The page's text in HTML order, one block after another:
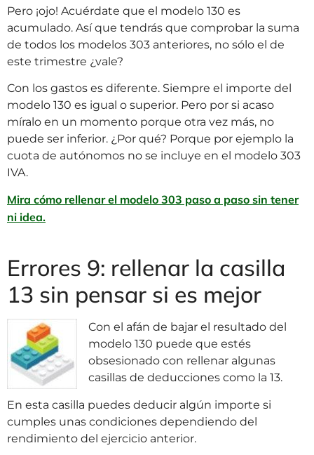
Pero ¡ojo! Acuérdate que el modelo 130 es
acumulado. Así que tendrás que comprobar la suma
de todos los modelos 303 anteriores, no sólo el de
este trimestre ¿vale?
Con los gastos es diferente. Siempre el importe del
modelo 130 es igual o superior. Pero por si acaso
míralo en un momento porque otra vez más, no
puede ser inferior. ¿Por qué? Porque por ejemplo la
cuota de autónomos no se incluye en el modelo 303
IVA.
Mira cómo rellenar el modelo 303 paso a paso sin tener
ni idea.
Errores 9: rellenar la casilla
13 sin pensar si es mejor
Con el afán de bajar el resultado del
modelo 130 puede que estés
obsesionado con rellenar algunas
casillas de deducciones como la 13.
En esta casilla puedes deducir algún importe si
cumples unas condiciones dependiendo del
rendimiento del ejercicio anterior.